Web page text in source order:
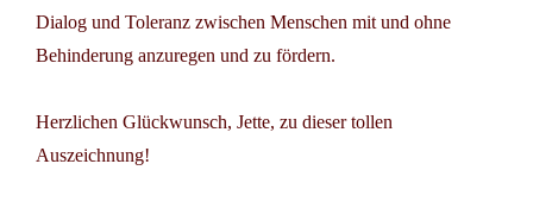
Dialog und Toleranz zwischen Menschen mit und ohne
Behinderung anzuregen und zu fördern.
Herzlichen Glückwunsch, Jette, zu dieser tollen
Auszeichnung!